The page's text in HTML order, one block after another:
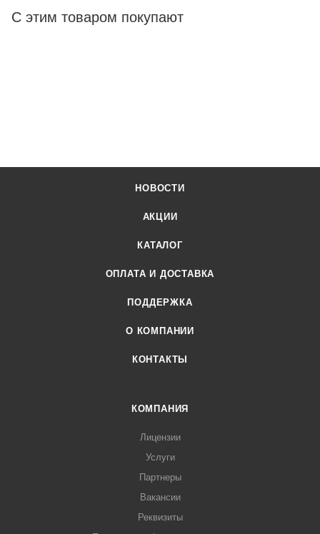
С этим товаром покупают
НОВОСТИ
АКЦИИ
КАТАЛОГ
ОПЛАТА И ДОСТАВКА
ПОДДЕРЖКА
О КОМПАНИИ
КОНТАКТЫ
КОМПАНИЯ
Лицензии
Услуги
Партнеры
Вакансии
Реквизиты